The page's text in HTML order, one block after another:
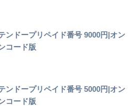
ンドープリペイド番号 9000円|オン
コード版
ンドープリペイド番号 5000円|オン
コード版